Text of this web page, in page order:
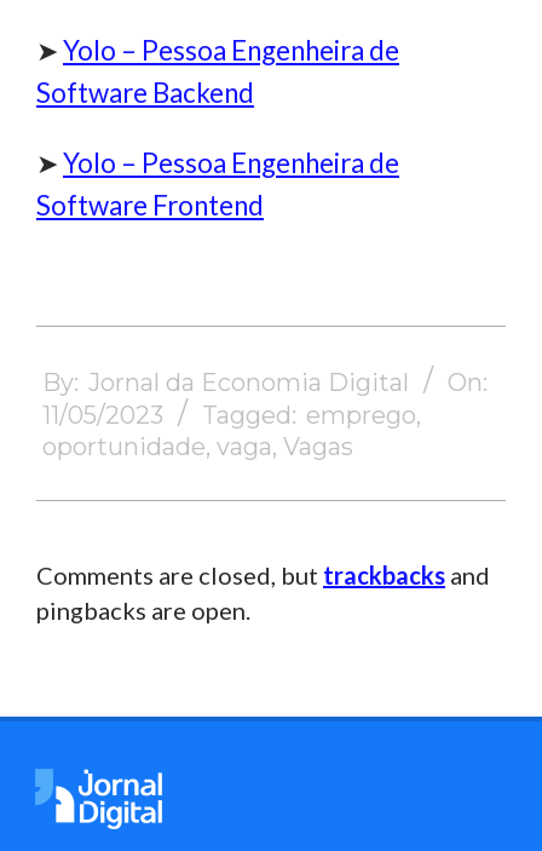
➤Yolo – Pessoa Engenheira de
Software Backend
➤Yolo – Pessoa Engenheira de
Software Frontend
05-
11
By: Jornal da Economia Digital
On:
11/05/2023
Tagged: emprego,
oportunidade, vaga, Vagas
Comments are closed, but trackbacks and
pingbacks are open.